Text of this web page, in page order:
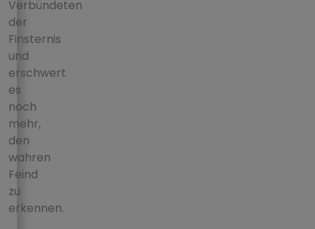
Verbündeten
der
Finsternis
und
erschwert
es
noch
mehr,
den
wahren
Feind
zu
erkennen.